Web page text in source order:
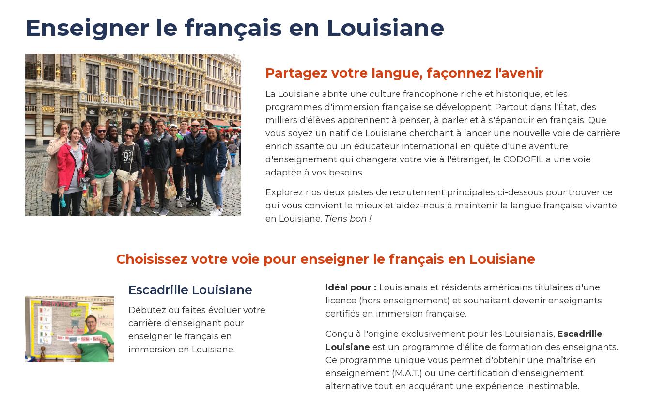
Enseigner le français en Louisiane
Partagez votre langue, façonnez l'avenir
La Louisiane abrite une culture francophone riche et historique, et les
programmes d'immersion française se développent. Partout dans l'État, des
milliers d'élèves apprennent à penser, à parler et à s'épanouir en français. Que
vous soyez un natif de Louisiane cherchant à lancer une nouvelle voie de carrière
enrichissante ou un éducateur international en quête d'une aventure
d'enseignement qui changera votre vie à l'étranger, le CODOFIL a une voie
adaptée à vos besoins.
Explorez nos deux pistes de recrutement principales ci-dessous pour trouver ce
qui vous convient le mieux et aidez-nous à maintenir la langue française vivante
en Louisiane. Tiens bon !
Choisissez votre voie pour enseigner le français en Louisiane
Escadrille Louisiane
Débutez ou faites évoluer votre
carrière d'enseignant pour
enseigner le français en
immersion en Louisiane.
Idéal pour : Louisianais et résidents américains titulaires d'une
licence (hors enseignement) et souhaitant devenir enseignants
certifiés en immersion française.
Conçu à l'origine exclusivement pour les Louisianais, Escadrille
Louisiane est un programme d'élite de formation des enseignants.
Ce programme unique vous permet d'obtenir une maîtrise en
enseignement (M.A.T.) ou une certification d'enseignement
alternative tout en acquérant une expérience inestimable.